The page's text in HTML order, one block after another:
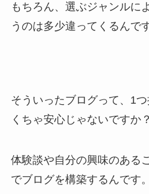
もちろん、選ぶジャンルに
うのは多少違ってくるんで
そういったブログって、1
くちゃ安心じゃないですか？
体験談や自分の興味のある
でブログを構築するんです。